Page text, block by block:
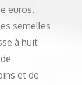
euros,
semelles
à huit
et de